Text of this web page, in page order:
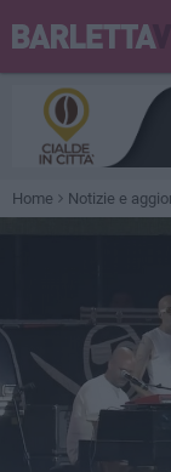
Home Notizie e